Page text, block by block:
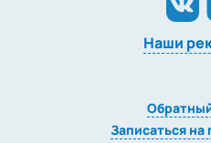
Наши
Записаться